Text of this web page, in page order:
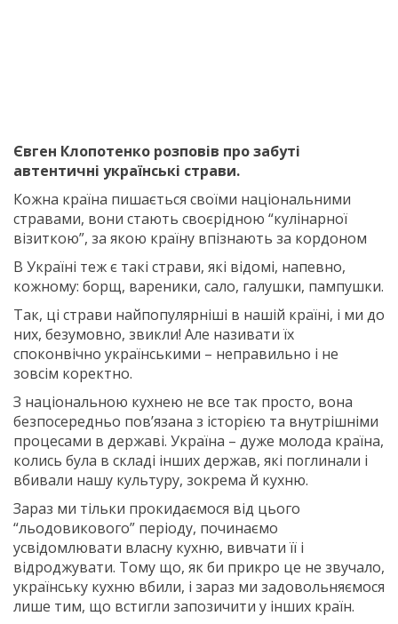
Євген Клопотенко розповів про забуті
автентичні українські страви.
Кожна країна пишається своїми національними
стравами, вони стають своєрідною “кулінарної
візиткою”, за якою країну впізнають за кордоном
В Україні теж є такі страви, які відомі, напевно,
кожному: борщ, вареники, сало, галушки, пампушки.
Так, ці страви найпопулярніші в нашій країні, і ми до
них, безумовно, звикли! Але називати їх
споконвічно українськими – неправильно і не
зовсім коректно.
З національною кухнею не все так просто, вона
безпосередньо пов’язана з історією та внутрішніми
процесами в державі. Україна – дуже молода країна,
колись була в складі інших держав, які поглинали і
вбивали нашу культуру, зокрема й кухню.
Зараз ми тільки прокидаємося від цього
“льодовикового” періоду, починаємо
усвідомлювати власну кухню, вивчати її і
відроджувати. Тому що, як би прикро це не звучало,
українську кухню вбили, і зараз ми задовольняємося
лише тим, що встигли запозичити у інших країн.